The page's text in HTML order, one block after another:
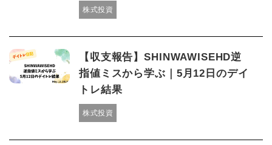
株式投資
【収支報告】SHINWAWISEHD逆
指値ミスから学ぶ｜5月12日のデイ
トレ結果
株式投資